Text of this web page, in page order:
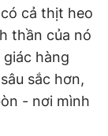
cả thịt heo
thần của nó
hàng
sắc hơn,
- nơi mình